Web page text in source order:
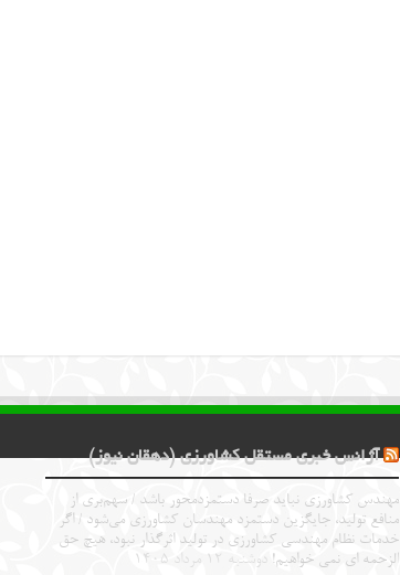
آژانس خبری مستقل کشاورزی (دهقان نیوز)
مهندس کشاورزی نباید صرفا دستمزدمحور باشد / سهم‌بری از
منافع تولید، جایگزین دستمزد مهندسان کشاورزی می‌شود / اگر
خدمات نظام مهندسی کشاورزی در تولید اثرگذار نبود، هیچ حق
الزحمه ای نمی خواهیم! دوشنبه ۱۲ مرداد ۱۴۰۵